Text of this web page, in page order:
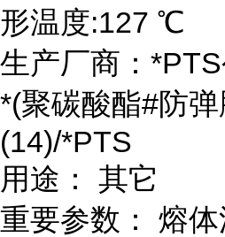
形温度:127 ℃
生产厂商：*PTS
*(聚碳酸酯#防
(14)/*PTS
用途： 其它
重要参数： 熔